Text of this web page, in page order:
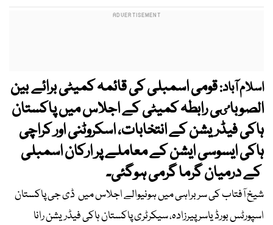
اسلام آباد:قومی اسمبلی کی قائمہ کمیٹی برائے بین
الصوباٸی رابطہ کمیٹی کے اجلاس میں پاکستان
ہاکی فیڈریشن کے انتخابات، اسکروٹنی اور کراچی
ہاکی ایسوسی ایشن کے معاملے پر ارکان اسمبلی
کے درمیان گرما گرمی ہوگئی۔
شیخ آفتاب کی سربراہی میں ہونیوالے اجلاس میں ڈی جی پاکستان
اسپورٹس بورڈ یاسر پیرزادہ، سیکرٹری پاکستان ہاکی فیڈریشن رانا